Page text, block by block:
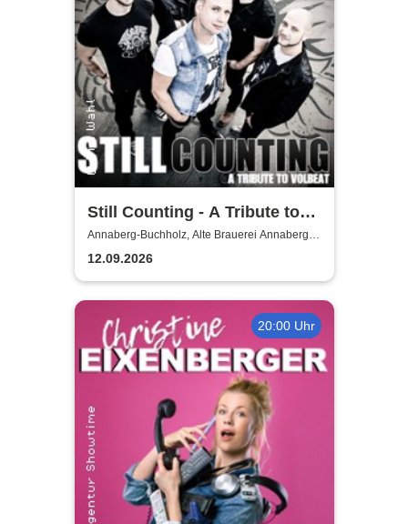
Still Counting - A Tribute to
Volbeat
Annaberg-Buchholz, Alte Brauerei Annaberg-
Buchholz
12.09.2026
20:00 Uhr